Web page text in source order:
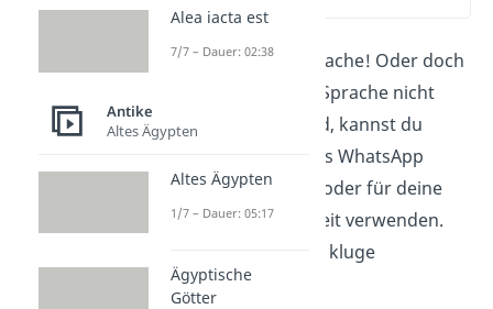
Latein ist eine tote Sprache! Oder doch
nicht? Auch wenn die Sprache nicht
mehr gesprochen wird, kannst du
als WhatsApp
Status, in Grußkarten oder für deine
wissenschaftliche Arbeit verwenden.
Denn sie enthalten oft kluge
Lebensweisheiten
Alea iacta est
7/7 – Dauer: 02:38
Antike
Altes Ägypten
Altes Ägypten
1/7 – Dauer: 05:17
Ägyptische
Götter